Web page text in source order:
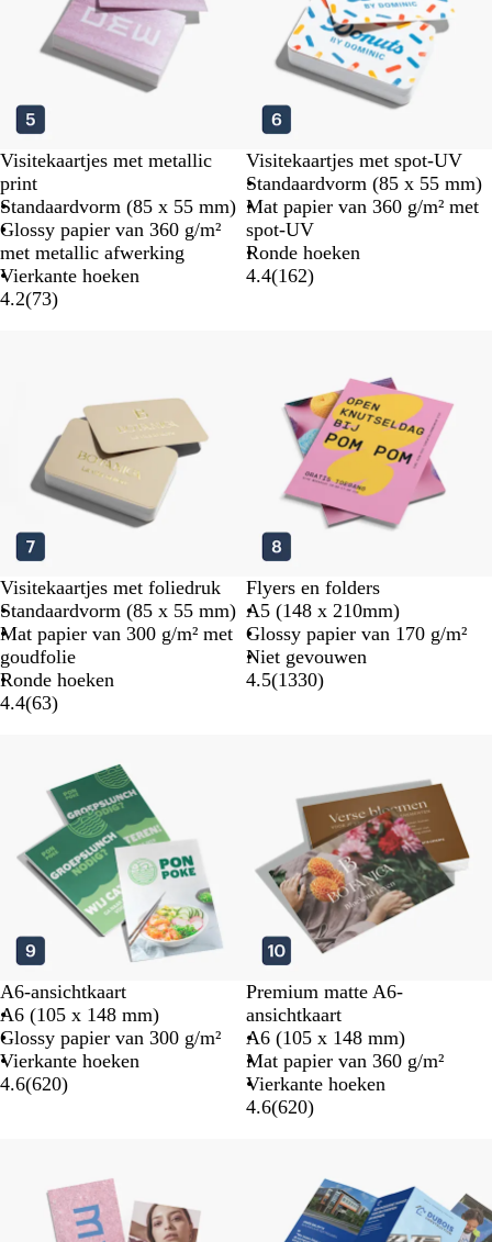
Visitekaartjes met metallic
print
Standaardvorm (85 x 55 mm)
Glossy papier van 360 g/m²
met metallic afwerking
Vierkante hoeken
4.2(73)
Visitekaartjes met spot-UV
Standaardvorm (85 x 55 mm)
Mat papier van 360 g/m² met
spot-UV
Ronde hoeken
4.4(162)
Visitekaartjes met foliedruk
Standaardvorm (85 x 55 mm)
Mat papier van 300 g/m² met
goudfolie
Ronde hoeken
4.4(63)
Flyers en folders
A5 (148 x 210mm)
Glossy papier van 170 g/m²
Niet gevouwen
4.5(1330)
A6-ansichtkaart
A6 (105 x 148 mm)
Glossy papier van 300 g/m²
Vierkante hoeken
4.6(620)
Premium matte A6-
ansichtkaart
A6 (105 x 148 mm)
Mat papier van 360 g/m²
Vierkante hoeken
4.6(620)